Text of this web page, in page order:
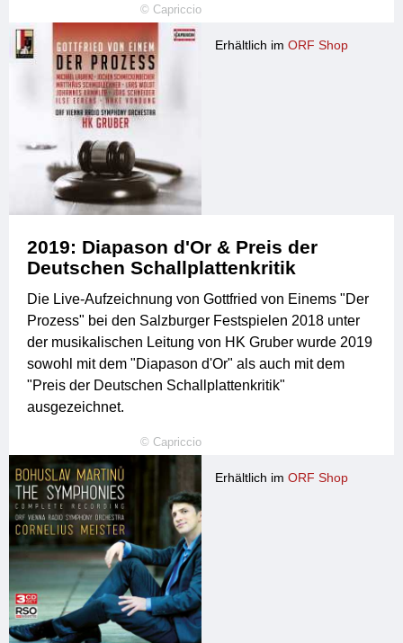
© Capriccio
Erhältlich im ORF Shop
2019: Diapason d'Or & Preis der
Deutschen Schallplattenkritik
Die Live-Aufzeichnung von Gottfried von Einems "Der
Prozess" bei den Salzburger Festspielen 2018 unter
der musikalischen Leitung von HK Gruber wurde 2019
sowohl mit dem "Diapason d'Or" als auch mit dem
"Preis der Deutschen Schallplattenkritik"
ausgezeichnet.
© Capriccio
Erhältlich im ORF Shop